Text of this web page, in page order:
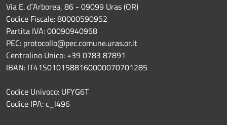
Via E. d´Arborea, 86 - 09099 Uras (OR)
Codice Fiscale: 80000590952
Partita IVA: 00090940958
PEC: protocollo@pec.comune.uras.or.it
Centralino Unico: +39 0783 87891
IBAN: IT41S0101588160000070701285
Codice Univoco: UFYG6T
Codice IPA: c_l496